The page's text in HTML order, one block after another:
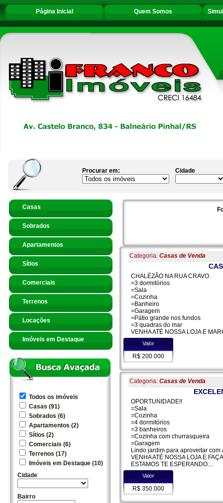
Quem Somos
Página Inicial
Procurar em: Cidade
Casas
Sobrados
Apartamentos
Sítios
Comerciais
Terrenos
Locações
Imóveis em Destaque
Todos os imóveis
Casas (91)
Sobrados (6)
Apartamentos (2)
Sítios (2)
Comerciais (6)
Terrenos (17)
Imóveis em Destaque (10)
Cidade
Bairro
Categoria: Casas de Venda
CHALÉZÃO NA RUA CRAVO.
=3 dormitórios
=Sala
=Cozinha
=Banheiro
=Garagem
=Pátio grande nos fundos
=3 quadras do mar
VENHA ATÉ NOSSA LOJA E
Valor
R$ 200.000
Categoria: Casas de Venda
OPORTUNIDADE!!
=Sala
=Cozinha
=4 dormitórios
=3 banheiros
=Cozinha com churrasqueira
=Garagem
Lindo jardim para aproveitar com
VENHA ATÉ NOSSA LOJA E
ESTAMOS TE ESPERANDO....
Valor
R$ 350.000